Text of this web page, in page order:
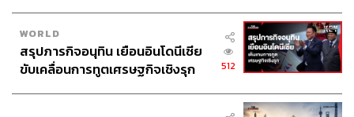
WORLD
สรุปภารกิจอนุทิน เยือนอินโดนีเซีย
ขับเคลื่อนการทูตเศรษฐกิจเชิงรุก
512